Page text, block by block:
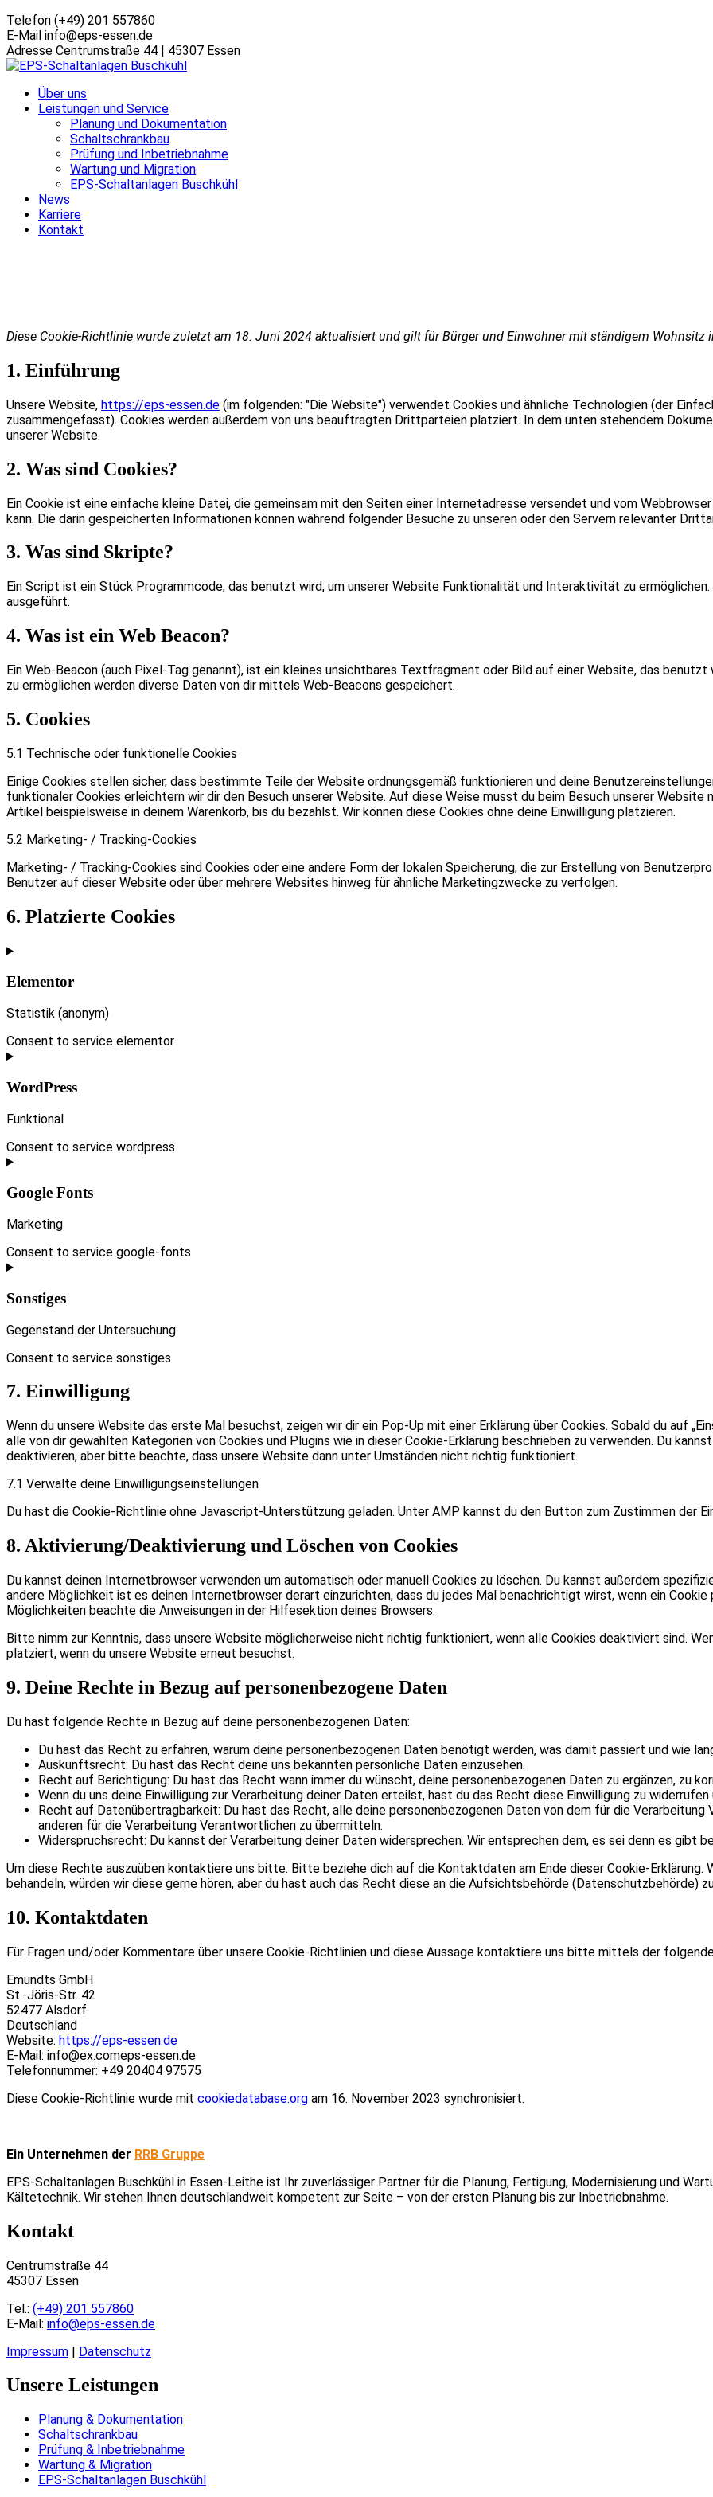
Telefon (+49) 201 557860
E-Mail info@eps-essen.de
Adresse Centrumstraße 44 | 45307 Essen
Über uns
Leistungen und Service
Planung und Dokumentation
Schaltschrankbau
Prüfung und Inbetriebnahme
Wartung und Migration
EPS-Schaltanlagen Buschkühl
News
Karriere
Kontakt
Diese Cookie-Richtlinie wurde zuletzt am 18. Juni 2024 aktualisiert und gilt für Bürger und Einwohner mit ständigem Wohnsitz
1. Einführung
Unsere Website, https://eps-essen.de (im folgenden: "Die Website") verwendet Cookies und ähnliche Technologien (der
zusammengefasst). Cookies werden außerdem von uns beauftragten Drittparteien platziert. In dem unten stehendem
unserer Website.
2. Was sind Cookies?
Ein Cookie ist eine einfache kleine Datei, die gemeinsam mit den Seiten einer Internetadresse versendet und vom
kann. Die darin gespeicherten Informationen können während folgender Besuche zu unseren oder den Servern relevanter
3. Was sind Skripte?
Ein Script ist ein Stück Programmcode, das benutzt wird, um unserer Website Funktionalität und Interaktivität zu
ausgeführt.
4. Was ist ein Web Beacon?
Ein Web-Beacon (auch Pixel-Tag genannt), ist ein kleines unsichtbares Textfragment oder Bild auf einer Website, das benutzt
zu ermöglichen werden diverse Daten von dir mittels Web-Beacons gespeichert.
5. Cookies
5.1 Technische oder funktionelle Cookies
Einige Cookies stellen sicher, dass bestimmte Teile der Website ordnungsgemäß funktionieren und deine
funktionaler Cookies erleichtern wir dir den Besuch unserer Website. Auf diese Weise musst du beim Besuch unserer
Artikel beispielsweise in deinem Warenkorb, bis du bezahlst. Wir können diese Cookies ohne deine Einwilligung platzieren.
5.2 Marketing- / Tracking-Cookies
Marketing- / Tracking-Cookies sind Cookies oder eine andere Form der lokalen Speicherung, die zur Erstellung von
Benutzer auf dieser Website oder über mehrere Websites hinweg für ähnliche Marketingzwecke zu verfolgen.
6. Platzierte Cookies
Elementor
Statistik (anonym)
Consent to service elementor
WordPress
Funktional
Consent to service wordpress
Google Fonts
Marketing
Consent to service google-fonts
Sonstiges
Gegenstand der Untersuchung
Consent to service sonstiges
7. Einwilligung
Wenn du unsere Website das erste Mal besuchst, zeigen wir dir ein Pop-Up mit einer Erklärung über Cookies. Sobald du auf
alle von dir gewählten Kategorien von Cookies und Plugins wie in dieser Cookie-Erklärung beschrieben zu verwenden. Du
deaktivieren, aber bitte beachte, dass unsere Website dann unter Umständen nicht richtig funktioniert.
7.1 Verwalte deine Einwilligungseinstellungen
Du hast die Cookie-Richtlinie ohne Javascript-Unterstützung geladen. Unter AMP kannst du den Button zum Zustimmen der
8. Aktivierung/Deaktivierung und Löschen von Cookies
Du kannst deinen Internetbrowser verwenden um automatisch oder manuell Cookies zu löschen. Du kannst außerdem
andere Möglichkeit ist es deinen Internetbrowser derart einzurichten, dass du jedes Mal benachrichtigt wirst, wenn ein
Möglichkeiten beachte die Anweisungen in der Hilfesektion deines Browsers.
Bitte nimm zur Kenntnis, dass unsere Website möglicherweise nicht richtig funktioniert, wenn alle Cookies deaktiviert sind.
platziert, wenn du unsere Website erneut besuchst.
9. Deine Rechte in Bezug auf personenbezogene Daten
Du hast folgende Rechte in Bezug auf deine personenbezogenen Daten:
Du hast das Recht zu erfahren, warum deine personenbezogenen Daten benötigt werden, was damit passiert und wie
Auskunftsrecht: Du hast das Recht deine uns bekannten persönliche Daten einzusehen.
Recht auf Berichtigung: Du hast das Recht wann immer du wünscht, deine personenbezogenen Daten zu ergänzen, zu
Wenn du uns deine Einwilligung zur Verarbeitung deiner Daten erteilst, hast du das Recht diese Einwilligung zu
Recht auf Datenübertragbarkeit: Du hast das Recht, alle deine personenbezogenen Daten von dem für die
anderen für die Verarbeitung Verantwortlichen zu übermitteln.
Widerspruchsrecht: Du kannst der Verarbeitung deiner Daten widersprechen. Wir entsprechen dem, es sei denn es gibt
Um diese Rechte auszuüben kontaktiere uns bitte. Bitte beziehe dich auf die Kontaktdaten am Ende dieser Cookie-Erklärung.
behandeln, würden wir diese gerne hören, aber du hast auch das Recht diese an die Aufsichtsbehörde (Datenschutzbehörde)
10. Kontaktdaten
Für Fragen und/oder Kommentare über unsere Cookie-Richtlinien und diese Aussage kontaktiere uns bitte mittels der
Emundts GmbH
St.-Jöris-Str. 42
52477 Alsdorf
Deutschland
Website: https://eps-essen.de
E-Mail: info@ex.comeps-essen.de
Telefonnummer: +49 20404 97575
Diese Cookie-Richtlinie wurde mit cookiedatabase.org am 16. November 2023 synchronisiert.
Ein Unternehmen der RRB Gruppe
EPS-Schaltanlagen Buschkühl in Essen-Leithe ist Ihr zuverlässiger Partner für die Planung, Fertigung, Modernisierung und
Kältetechnik. Wir stehen Ihnen deutschlandweit kompetent zur Seite – von der ersten Planung bis zur Inbetriebnahme.
Kontakt
Centrumstraße 44
45307 Essen
Tel.: (+49) 201 557860
E-Mail: info@eps-essen.de
Impressum | Datenschutz
Unsere Leistungen
Planung & Dokumentation
Schaltschrankbau
Prüfung & Inbetriebnahme
Wartung & Migration
EPS-Schaltanlagen Buschkühl